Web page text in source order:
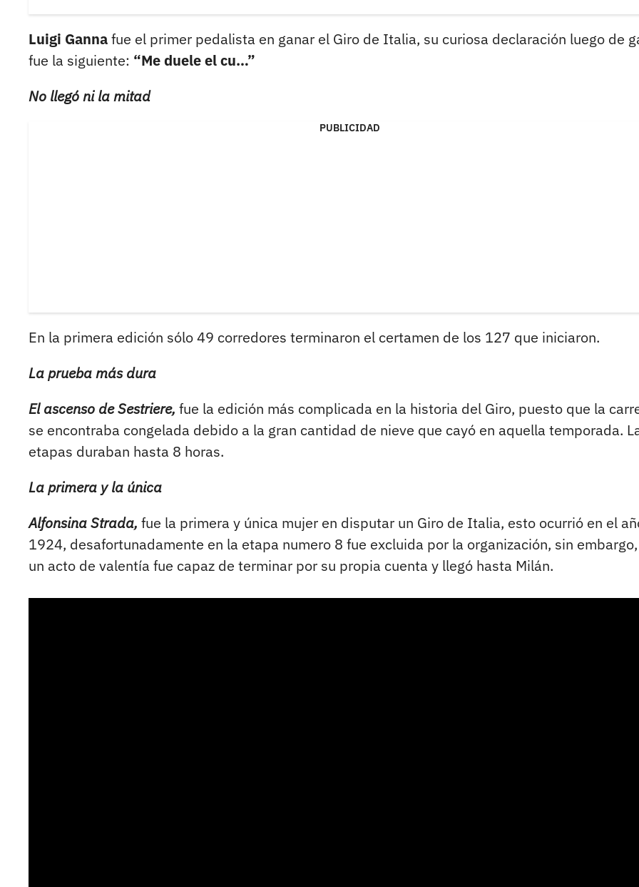
Luigi Gannafue el primer pedalista en ganar el Giro de Italia, su curiosa declaración luego de
fue la siguiente: “Me duele el cu…”
No llegó ni la mitad
PUBLICIDAD
En la primera edición sólo 49 corredores terminaron el certamen de los 127 que iniciaron.
La prueba más dura
El ascenso de Sestriere, fue la edición más complicada en la historia del Giro, puesto que la
se encontraba congelada debido a la gran cantidad de nieve que cayó en aquella temporada.
etapas duraban hasta 8 horas.
La primera y la única
Alfonsina Strada, fue la primera y única mujer en disputar un Giro de Italia, esto ocurrió en el
1924, desafortunadamente en la etapa numero 8 fue excluida por la organización, sin
un acto de valentía fue capaz de terminar por su propia cuenta y llegó hasta Milán.